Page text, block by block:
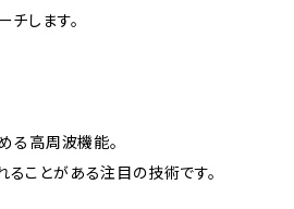
チします。
る高周波機能。
ことがある注目の技術です。